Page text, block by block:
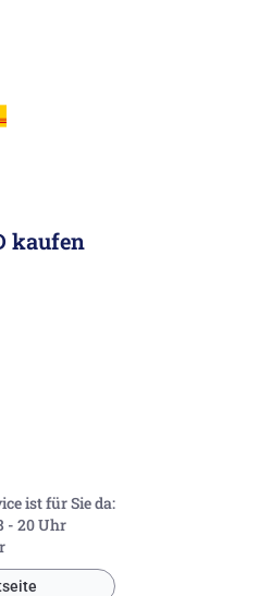
kaufen
ist für Sie da:
- 20 Uhr